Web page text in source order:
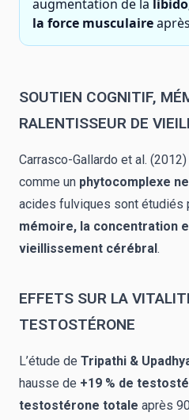
augmentation de la
la force musculaire
SOUTIEN COGNITIF,
RALENTISSEUR DE
Carrasco-Gallardo et al.
comme un phytocomplexe
acides fulviques sont étudiés
mémoire, la concentration
vieillissement cérébral.
EFFETS SUR LA
TESTOSTÉRONE
L’étude de Tripathi &
hausse de +19 % de
testostérone totale après